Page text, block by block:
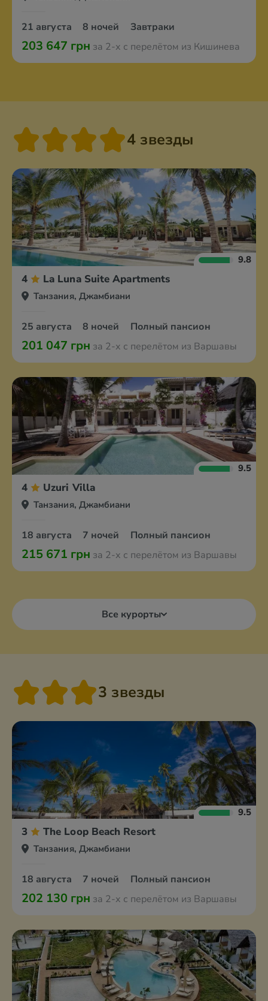
21 августа 8 ночей Завтраки
203 647 грн за 2-х с перелётом из Кишинева
4 звезды
9.8
4 La Luna Suite Apartments
Танзания, Джамбиани
25 августа 8 ночей Полный пансион
201 047 грн за 2-х с перелётом из Варшавы
9.5
4 Uzuri Villa
Танзания, Джамбиани
18 августа 7 ночей Полный пансион
215 671 грн за 2-х с перелётом из Варшавы
Все курорты
3 звезды
9.5
3 The Loop Beach Resort
Танзания, Джамбиани
18 августа 7 ночей Полный пансион
202 130 грн за 2-х с перелётом из Варшавы